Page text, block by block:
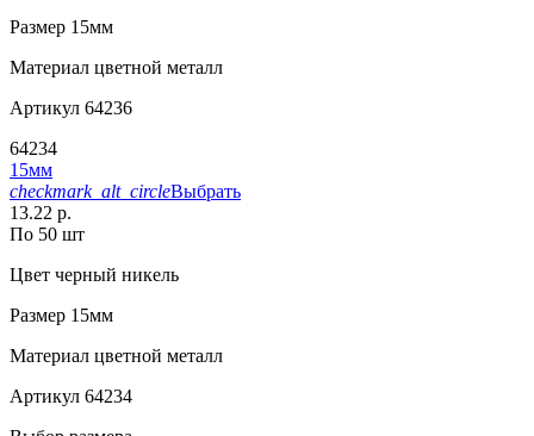
Размер 15мм
Материал цветной металл
Артикул 64236
64234
15мм
checkmark_alt_circleВыбрать
13.22 р.
По 50 шт
Цвет черный никель
Размер 15мм
Материал цветной металл
Артикул 64234